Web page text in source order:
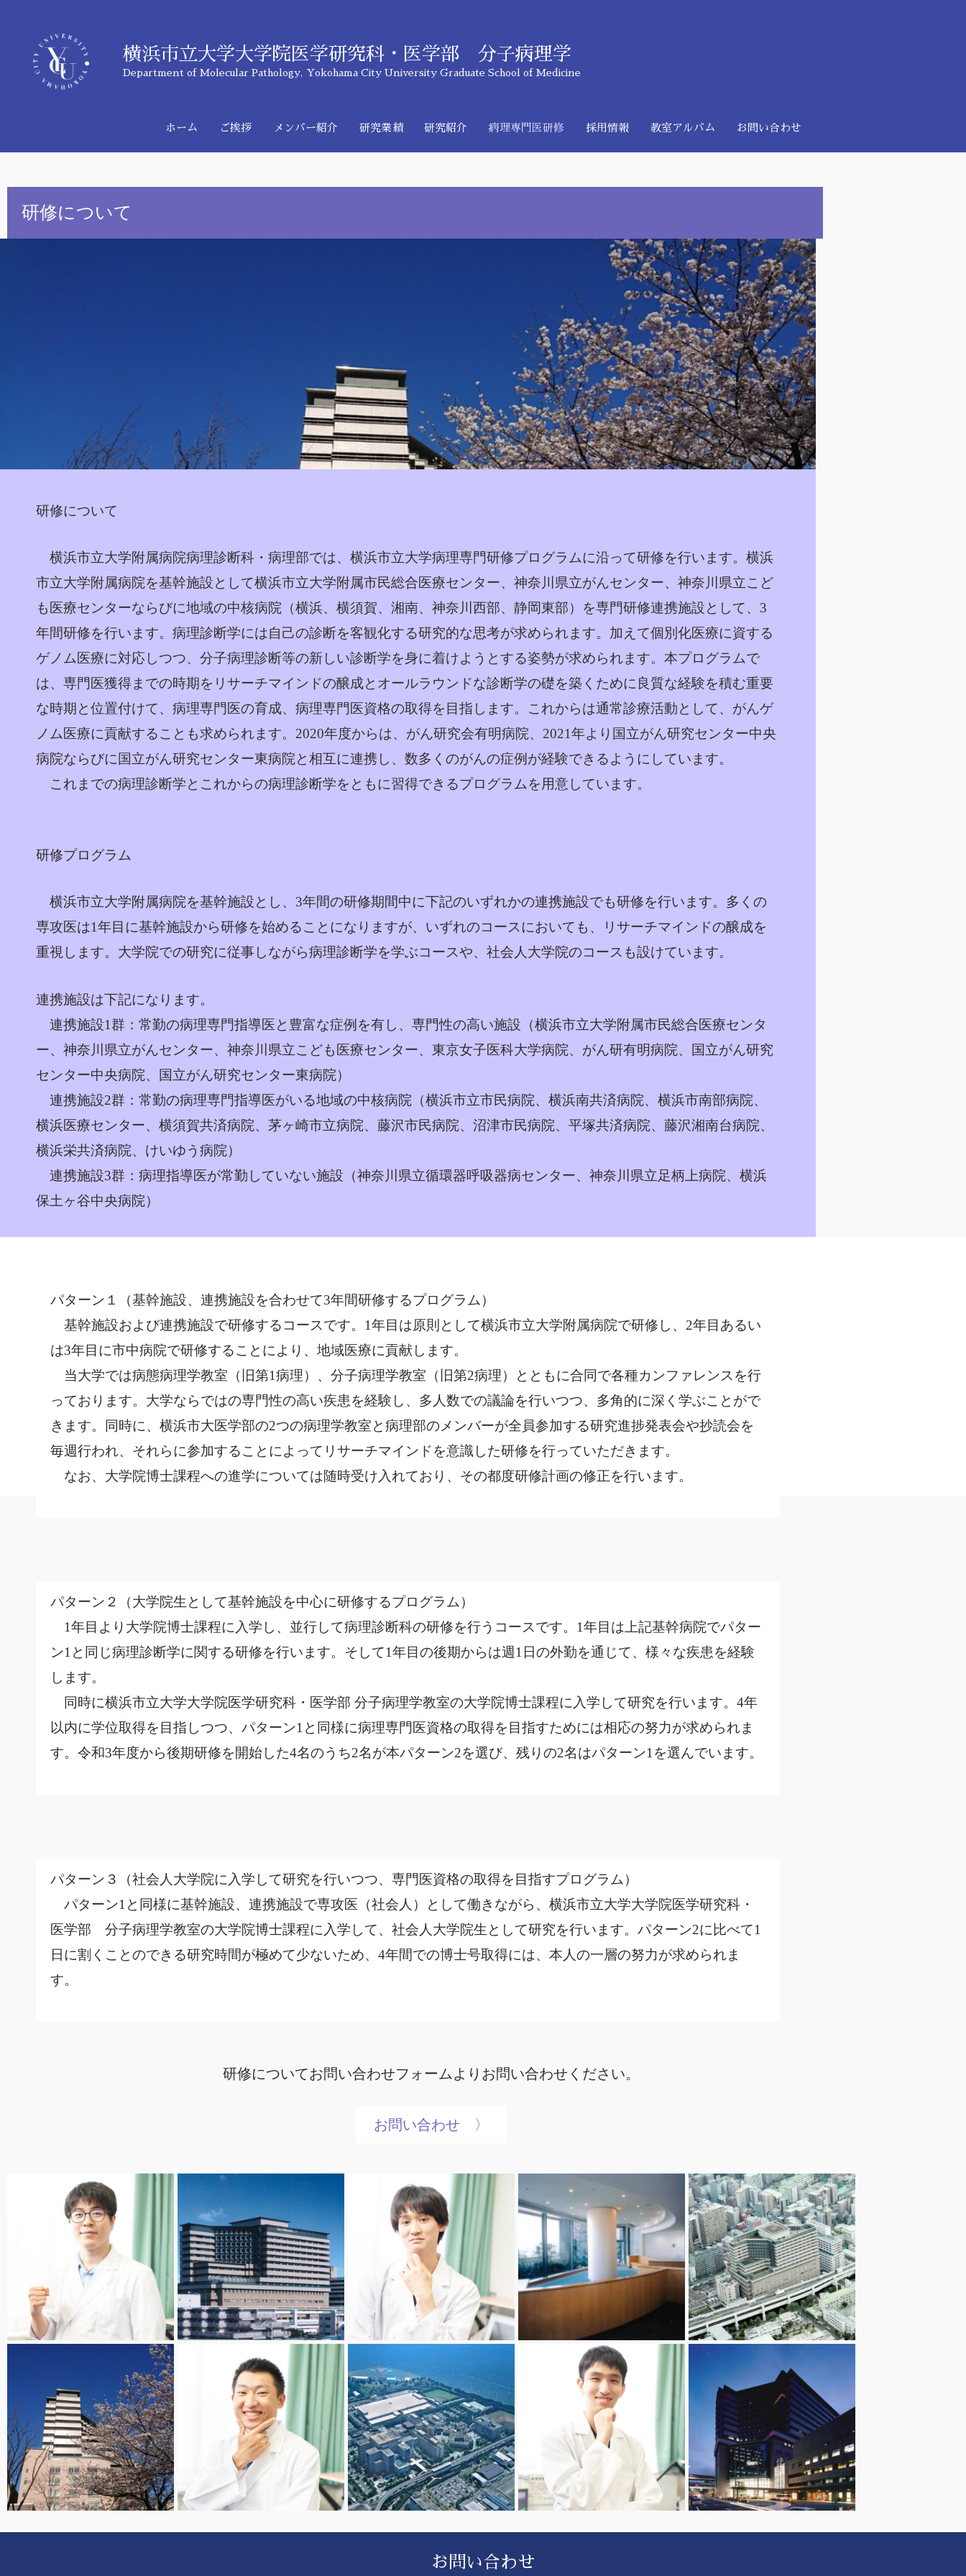
キ
横浜市立大学大学院医学研究科・医学部 分子病理学
Department of Molecular Pathology, Yokohama City University Graduate School of Medicine
ホーム ご挨拶 メンバー紹介 研究業績 研究紹介 病理専門医研修 採用情報 教室アルバム お問い合わせ
​研修について
研修について
横浜市立大学附属病院病理診断科・病理部では、横浜市立大学病理専門研修プログラムに沿って研修を行います。横浜
市立大学附属病院を基幹施設として横浜市立大学附属市民総合医療センター、神奈川県立がんセンター、神奈川県立こど
も医療センターならびに地域の中核病院（横浜、横須賀、湘南、神奈川西部、静岡東部）を専門研修連携施設として、3
年間研修を行います。病理診断学には自己の診断を客観化する研究的な思考が求められます。加えて個別化医療に資する
ゲノム医療に対応しつつ、分子病理診断等の新しい診断学を身に着けようとする姿勢が求められます。本プログラムで
は、専門医獲得までの時期をリサーチマインドの醸成とオールラウンドな診断学の礎を築くために良質な経験を積む重要
な時期と位置付けて、病理専門医の育成、病理専門医資格の取得を目指します。これからは通常診療活動として、がんゲ
ノム医療に貢献することも求められます。2020年度からは、がん研究会有明病院、2021年より国立がん研究センター中央
病院ならびに国立がん研究センター東病院と相互に連携し、数多くのがんの症例が経験できるようにしています。
これまでの病理診断学とこれからの病理診断学をともに習得できるプログラムを用意しています。
研修プログラム
横浜市立大学附属病院を基幹施設とし、3年間の研修期間中に下記のいずれかの連携施設でも研修を行います。多くの
専攻医は1年目に基幹施設から研修を始めることになりますが、いずれのコースにおいても、リサーチマインドの醸成を
重視します。大学院での研究に従事しながら病理診断学を学ぶコースや、社会人大学院のコースも設けています。
連携施設は下記になります。
連携施設1群：常勤の病理専門指導医と豊富な症例を有し、専門性の高い施設（横浜市立大学附属市民総合医療センタ
ー、神奈川県立がんセンター、神奈川県立こども医療センター、東京女子医科大学病院、がん研有明病院、国立がん研究
センター中央病院、国立がん研究センター東病院）
連携施設2群：常勤の病理専門指導医がいる地域の中核病院（横浜市立市民病院、横浜南共済病院、横浜市南部病院、
横浜医療センター、横須賀共済病院、茅ヶ崎市立病院、藤沢市民病院、沼津市民病院、平塚共済病院、藤沢湘南台病院、
横浜栄共済病院、けいゆう病院）
連携施設3群：病理指導医が常勤していない施設（神奈川県立循環器呼吸器病センター、神奈川県立足柄上病院、横浜
保土ヶ谷中央病院）
パターン１（基幹施設、連携施設を合わせて3年間研修するプログラム）
基幹施設および連携施設で研修するコースです。1年目は原則として横浜市立大学附属病院で研修し、2年目あるい
は3年目に市中病院で研修することにより、地域医療に貢献します。
当大学では病態病理学教室（旧第1病理）、分子病理学教室（旧第2病理）とともに合同で各種カンファレンスを行
っております。大学ならではの専門性の高い疾患を経験し、多人数での議論を行いつつ、多角的に深く学ぶことがで
きます。同時に、横浜市大医学部の2つの病理学教室と病理部のメンバーが全員参加する研究進捗発表会や抄読会を
毎週行われ、それらに参加することによってリサーチマインドを意識した研修を行っていただきます。
なお、大学院博士課程への進学については随時受け入れており、その都度研修計画の修正を行います。
パターン２（大学院生として基幹施設を中心に研修するプログラム）
1年目より大学院博士課程に入学し、並行して病理診断科の研修を行うコースです。1年目は上記基幹病院でパター
ン1と同じ病理診断学に関する研修を行います。そして1年目の後期からは週1日の外勤を通じて、様々な疾患を経験
します。
同時に横浜市立大学大学院医学研究科・医学部 分子病理学教室の大学院博士課程に入学して研究を行います。4年
以内に学位取得を目指しつつ、パターン1と同様に病理専門医資格の取得を目指すためには相応の努力が求められま
す。令和3年度から後期研修を開始した4名のうち2名が本パターン2を選び、残りの2名はパターン1を選んでいます。
パターン３（社会人大学院に入学して研究を行いつつ、専門医資格の取得を目指すプログラム）
パターン1と同様に基幹施設、連携施設で専攻医（社会人）として働きながら、横浜市立大学大学院医学研究科・
医学部 分子病理学教室の大学院博士課程に入学して、社会人大学院生として研究を行います。パターン2に比べて1
日に割くことのできる研究時間が極めて少ないため、4年間での博士号取得には、本人の一層の努力が求められま
す。
研修についてお問い合わせフォームよりお問い合わせください。
お問い合わせ 〉
お問い合わせ